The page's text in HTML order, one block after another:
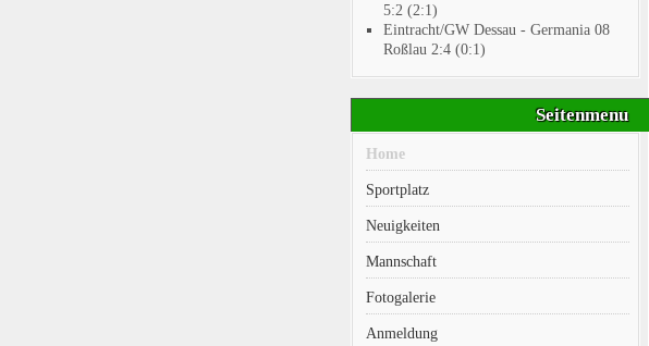
5:2 (2:1)
Eintracht/GW Dessau - Germania 08
Roßlau 2:4 (0:1)
Seitenmenu
Home
Sportplatz
Neuigkeiten
Mannschaft
Fotogalerie
Anmeldung